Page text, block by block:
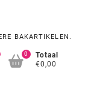
BAKARTIKELEN.
0
Totaal
€0,00